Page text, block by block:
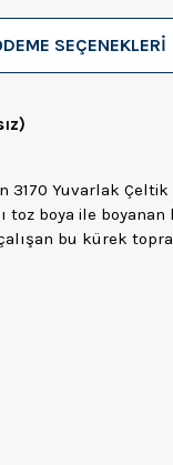
SEÇENEKLERI
3170 Yuvarlak
boya ile
bu kürek